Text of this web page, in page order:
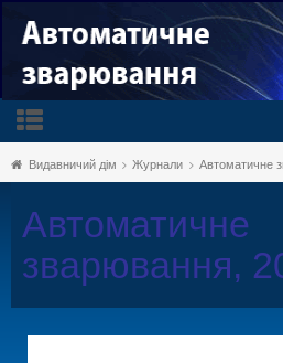
Видавничий дім Журнали Автоматичне
Автоматичне
зварювання,